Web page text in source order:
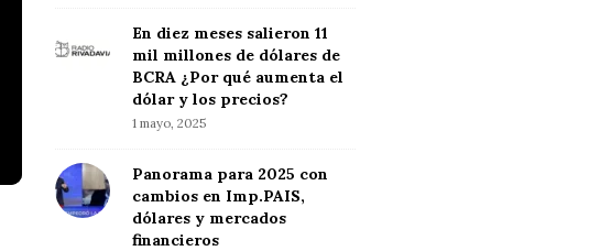
r
:
En diez meses salieron 11
mil millones de dólares de
BCRA ¿Por qué aumenta el
dólar y los precios?
1 mayo, 2025
Panorama para 2025 con
cambios en Imp.PAIS,
dólares y mercados
financieros